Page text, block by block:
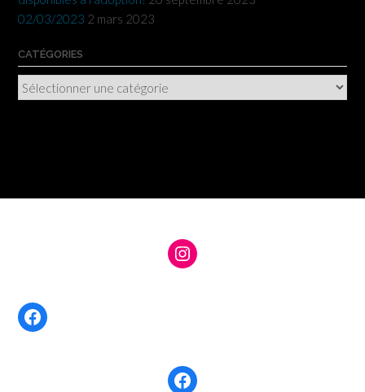
02/03/2023 2 mars 2023
CATÉGORIES
Catégories
Instagram
Facebook
Facebook